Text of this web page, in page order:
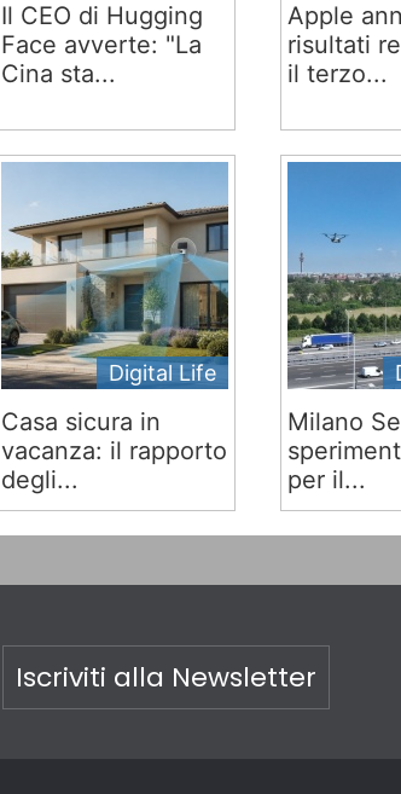
Il CEO di Hugging
Face avverte: "La
Cina sta...
Apple
risultati
il terzo...
Digital Life
Casa sicura in
vacanza: il rapporto
degli...
Milano
per il...
Iscriviti alla Newsletter